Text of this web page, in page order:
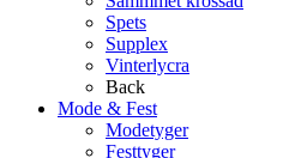
Spets
Supplex
Vinterlycra
Back
Mode & Fest
Modetyger
Festtyger